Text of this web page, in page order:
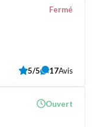
Fermé
5/5 17Avis
Ouvert